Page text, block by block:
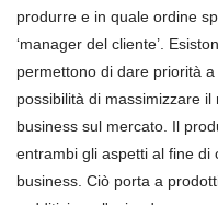
produrre e in quale ordine
‘manager del cliente’.
permettono di dare priorità a
possibilità di massimizzare il
business sul mercato. Il
entrambi gli aspetti al fine
business. Ciò porta a